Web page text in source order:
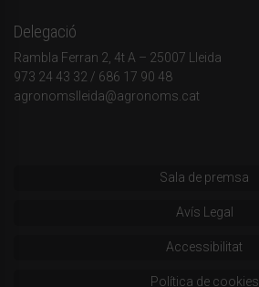
Delegació
Rambla Ferran 2, 4t A – 25007 Lleida
973 24 43 32 / 686 17 90 48
agronomslleida@agronoms.cat
Sala de premsa
Avís Legal
Accessibilitat
Política de cookies